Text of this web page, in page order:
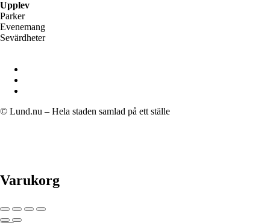
Upplev
Parker
Evenemang
Sevärdheter
© Lund.nu – Hela staden samlad på ett ställe
Varukorg